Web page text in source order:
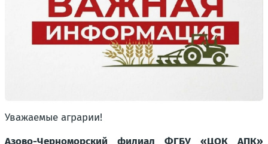
Уважаемые аграрии!
Азово-Черноморский филиал ФГБУ «ЦОК АПК»